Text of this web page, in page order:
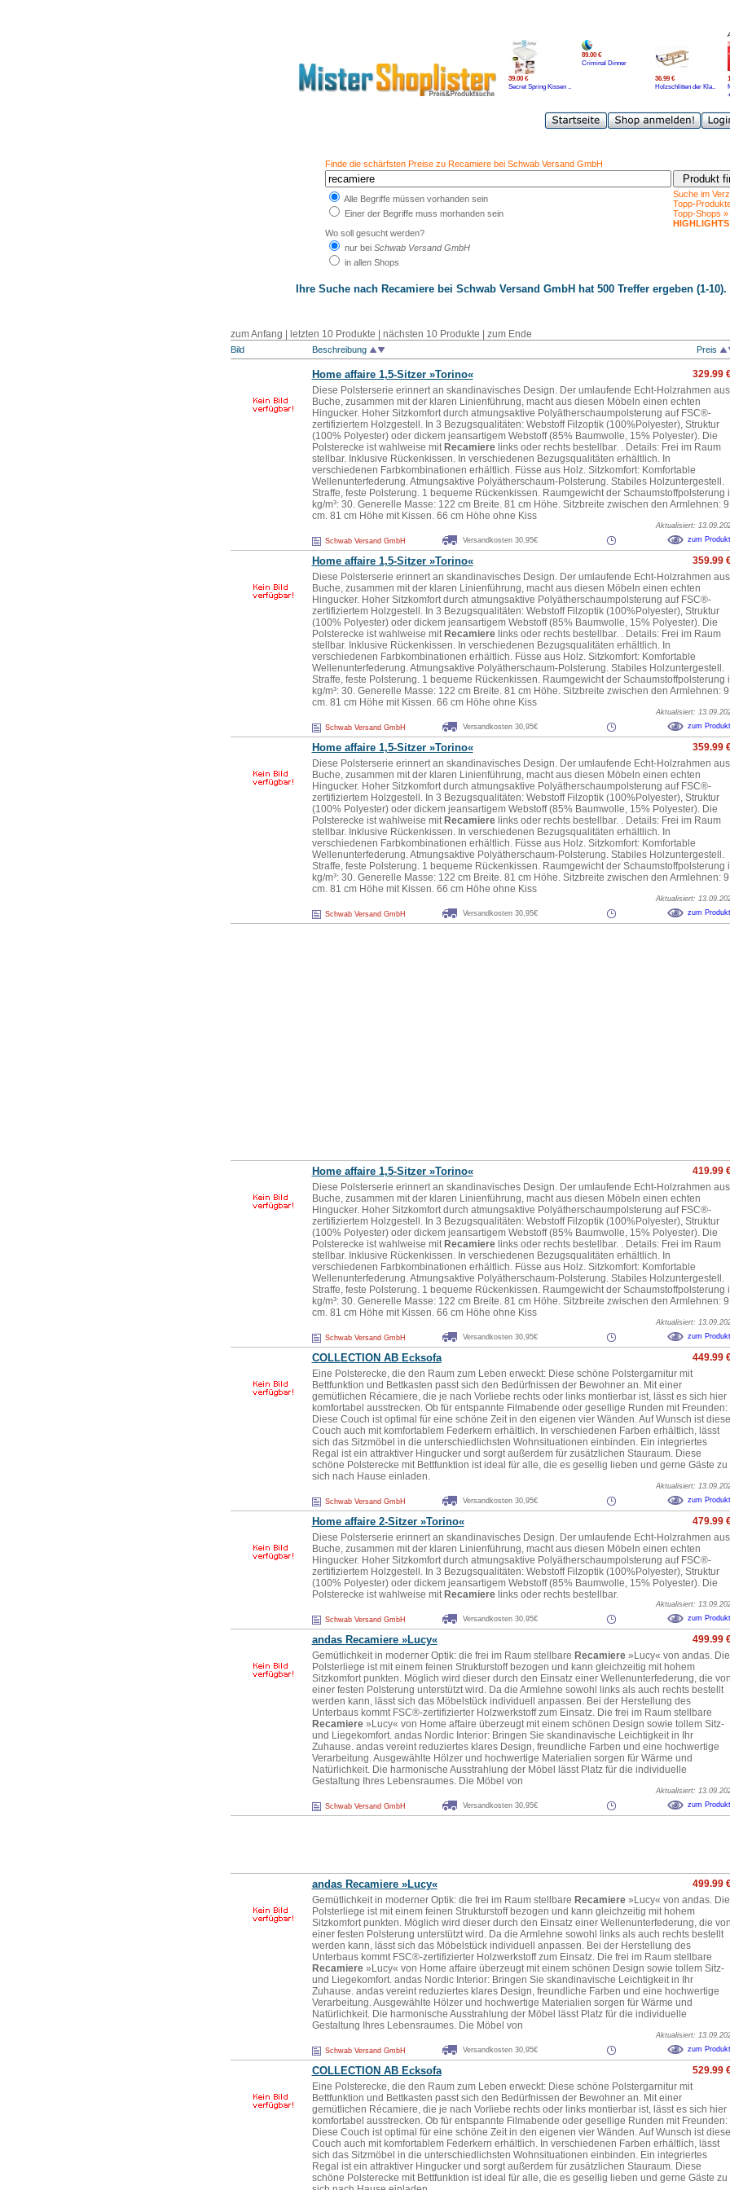
39.00 €
Secret Spring Kissen ..
89.00 €
Criminal Dinner
36.99 €
Holzschlitten der Kla..
Finde die schärfsten Preise zu Recamiere bei Schwab Versand GmbH
Alle Begriffe müssen vorhanden sein
Einer der Begriffe muss morhanden sein
Wo soll gesucht werden?
nur bei Schwab Versand GmbH
in allen Shops
Suche im
Topp-
Topp-Shops »
Ihre Suche nach Recamierebei Schwab Versand GmbH hat 500 Treffer ergeben (1-10).
zum Anfang | letzten 10 Produkte | nächsten 10 Produkte zum Ende
Bild Beschreibung Preis
Home affaire 1,5-Sitzer »Torino« 329.99
Diese Polsterserie erinnert an skandinavisches Design. Der umlaufende Echt-Holzrahmen aus
Buche, zusammen mit der klaren Linienführung, macht aus diesen Möbeln einen echten
Hingucker. Hoher Sitzkomfort durch atmungsaktive Polyätherschaumpolsterung auf FSC®-
zertifiziertem Holzgestell. In 3 Bezugsqualitäten: Webstoff Filzoptik (100%Polyester), Struktur
(100% Polyester) oder dickem jeansartigem Webstoff (85% Baumwolle, 15% Polyester). Die
Polsterecke ist wahlweise mit Recamierelinks oder rechts bestellbar. . Details: Frei im Raum
stellbar. Inklusive Rückenkissen. In verschiedenen Bezugsqualitäten erhältlich. In
verschiedenen Farbkombinationen erhältlich. Füsse aus Holz. Sitzkomfort: Komfortable
Wellenunterfederung. Atmungsaktive Polyätherschaum-Polsterung. Stabiles Holzuntergestell.
Straffe, feste Polsterung. 1 bequeme Rückenkissen. Raumgewicht der Schaumstoffpolsterung
kg/m³: 30. Generelle Masse: 122 cm Breite. 81 cm Höhe. Sitzbreite zwischen den Armlehnen:
cm. 81 cm Höhe mit Kissen. 66 cm Höhe ohne Kiss
Aktualisiert:
Schwab Versand GmbH
Versandkosten 30,95€ zum Produkt
Home affaire 1,5-Sitzer »Torino« 359.99
Diese Polsterserie erinnert an skandinavisches Design. Der umlaufende Echt-Holzrahmen aus
Buche, zusammen mit der klaren Linienführung, macht aus diesen Möbeln einen echten
Hingucker. Hoher Sitzkomfort durch atmungsaktive Polyätherschaumpolsterung auf FSC®-
zertifiziertem Holzgestell. In 3 Bezugsqualitäten: Webstoff Filzoptik (100%Polyester), Struktur
(100% Polyester) oder dickem jeansartigem Webstoff (85% Baumwolle, 15% Polyester). Die
Polsterecke ist wahlweise mit Recamierelinks oder rechts bestellbar. . Details: Frei im Raum
stellbar. Inklusive Rückenkissen. In verschiedenen Bezugsqualitäten erhältlich. In
verschiedenen Farbkombinationen erhältlich. Füsse aus Holz. Sitzkomfort: Komfortable
Wellenunterfederung. Atmungsaktive Polyätherschaum-Polsterung. Stabiles Holzuntergestell.
Straffe, feste Polsterung. 1 bequeme Rückenkissen. Raumgewicht der Schaumstoffpolsterung
kg/m³: 30. Generelle Masse: 122 cm Breite. 81 cm Höhe. Sitzbreite zwischen den Armlehnen:
cm. 81 cm Höhe mit Kissen. 66 cm Höhe ohne Kiss
Aktualisiert:
Schwab Versand GmbH
Versandkosten 30,95€ zum Produkt
Home affaire 1,5-Sitzer »Torino« 359.99
Diese Polsterserie erinnert an skandinavisches Design. Der umlaufende Echt-Holzrahmen aus
Buche, zusammen mit der klaren Linienführung, macht aus diesen Möbeln einen echten
Hingucker. Hoher Sitzkomfort durch atmungsaktive Polyätherschaumpolsterung auf FSC®-
zertifiziertem Holzgestell. In 3 Bezugsqualitäten: Webstoff Filzoptik (100%Polyester), Struktur
(100% Polyester) oder dickem jeansartigem Webstoff (85% Baumwolle, 15% Polyester). Die
Polsterecke ist wahlweise mit Recamierelinks oder rechts bestellbar. . Details: Frei im Raum
stellbar. Inklusive Rückenkissen. In verschiedenen Bezugsqualitäten erhältlich. In
verschiedenen Farbkombinationen erhältlich. Füsse aus Holz. Sitzkomfort: Komfortable
Wellenunterfederung. Atmungsaktive Polyätherschaum-Polsterung. Stabiles Holzuntergestell.
Straffe, feste Polsterung. 1 bequeme Rückenkissen. Raumgewicht der Schaumstoffpolsterung
kg/m³: 30. Generelle Masse: 122 cm Breite. 81 cm Höhe. Sitzbreite zwischen den Armlehnen:
cm. 81 cm Höhe mit Kissen. 66 cm Höhe ohne Kiss
Aktualisiert:
Schwab Versand GmbH
Versandkosten 30,95€ zum Produkt
Home affaire 1,5-Sitzer »Torino« 419.99
Diese Polsterserie erinnert an skandinavisches Design. Der umlaufende Echt-Holzrahmen aus
Buche, zusammen mit der klaren Linienführung, macht aus diesen Möbeln einen echten
Hingucker. Hoher Sitzkomfort durch atmungsaktive Polyätherschaumpolsterung auf FSC®-
zertifiziertem Holzgestell. In 3 Bezugsqualitäten: Webstoff Filzoptik (100%Polyester), Struktur
(100% Polyester) oder dickem jeansartigem Webstoff (85% Baumwolle, 15% Polyester). Die
Polsterecke ist wahlweise mit Recamierelinks oder rechts bestellbar. . Details: Frei im Raum
stellbar. Inklusive Rückenkissen. In verschiedenen Bezugsqualitäten erhältlich. In
verschiedenen Farbkombinationen erhältlich. Füsse aus Holz. Sitzkomfort: Komfortable
Wellenunterfederung. Atmungsaktive Polyätherschaum-Polsterung. Stabiles Holzuntergestell.
Straffe, feste Polsterung. 1 bequeme Rückenkissen. Raumgewicht der Schaumstoffpolsterung
kg/m³: 30. Generelle Masse: 122 cm Breite. 81 cm Höhe. Sitzbreite zwischen den Armlehnen:
cm. 81 cm Höhe mit Kissen. 66 cm Höhe ohne Kiss
Aktualisiert:
Schwab Versand GmbH
Versandkosten 30,95€ zum Produkt
COLLECTION AB Ecksofa 449.99
Eine Polsterecke, die den Raum zum Leben erweckt: Diese schöne Polstergarnitur mit
Bettfunktion und Bettkasten passt sich den Bedürfnissen der Bewohner an. Mit einer
gemütlichen Récamiere, die je nach Vorliebe rechts oder links montierbar ist, lässt es sich hier
komfortabel ausstrecken. Ob für entspannte Filmabende oder gesellige Runden mit Freunden:
Diese Couch ist optimal für eine schöne Zeit in den eigenen vier Wänden. Auf Wunsch ist diese
Couch auch mit komfortablem Federkern erhältlich. In verschiedenen Farben erhältlich, lässt
sich das Sitzmöbel in die unterschiedlichsten Wohnsituationen einbinden. Ein integriertes
Regal ist ein attraktiver Hingucker und sorgt außerdem für zusätzlichen Stauraum. Diese
schöne Polsterecke mit Bettfunktion ist ideal für alle, die es gesellig lieben und gerne Gäste zu
sich nach Hause einladen.
Aktualisiert:
Schwab Versand GmbH
Versandkosten 30,95€ zum Produkt
Home affaire 2-Sitzer »Torino« 479.99
Diese Polsterserie erinnert an skandinavisches Design. Der umlaufende Echt-Holzrahmen aus
Buche, zusammen mit der klaren Linienführung, macht aus diesen Möbeln einen echten
Hingucker. Hoher Sitzkomfort durch atmungsaktive Polyätherschaumpolsterung auf FSC®-
zertifiziertem Holzgestell. In 3 Bezugsqualitäten: Webstoff Filzoptik (100%Polyester), Struktur
(100% Polyester) oder dickem jeansartigem Webstoff (85% Baumwolle, 15% Polyester). Die
Polsterecke ist wahlweise mit Recamierelinks oder rechts bestellbar.
Aktualisiert:
Schwab Versand GmbH
Versandkosten 30,95€ zum Produkt
andas Recamiere»Lucy« 499.99
Gemütlichkeit in moderner Optik: die frei im Raum stellbare Recamiere»Lucy« von andas. Die
Polsterliege ist mit einem feinen Strukturstoff bezogen und kann gleichzeitig mit hohem
Sitzkomfort punkten. Möglich wird dieser durch den Einsatz einer Wellenunterfederung, die von
einer festen Polsterung unterstützt wird. Da die Armlehne sowohl links als auch rechts bestellt
werden kann, lässt sich das Möbelstück individuell anpassen. Bei der Herstellung des
Unterbaus kommt FSC®-zertifizierter Holzwerkstoff zum Einsatz. Die frei im Raum stellbare
Recamiere»Lucy« von Home affaire überzeugt mit einem schönen Design sowie tollem Sitz-
und Liegekomfort. andas Nordic Interior: Bringen Sie skandinavische Leichtigkeit in Ihr
Zuhause. andas vereint reduziertes klares Design, freundliche Farben und eine hochwertige
Verarbeitung. Ausgewählte Hölzer und hochwertige Materialien sorgen für Wärme und
Natürlichkeit. Die harmonische Ausstrahlung der Möbel lässt Platz für die individuelle
Gestaltung Ihres Lebensraumes. Die Möbel von
Aktualisiert:
Schwab Versand GmbH
Versandkosten 30,95€ zum Produkt
andas Recamiere»Lucy« 499.99
Gemütlichkeit in moderner Optik: die frei im Raum stellbare Recamiere»Lucy« von andas. Die
Polsterliege ist mit einem feinen Strukturstoff bezogen und kann gleichzeitig mit hohem
Sitzkomfort punkten. Möglich wird dieser durch den Einsatz einer Wellenunterfederung, die von
einer festen Polsterung unterstützt wird. Da die Armlehne sowohl links als auch rechts bestellt
werden kann, lässt sich das Möbelstück individuell anpassen. Bei der Herstellung des
Unterbaus kommt FSC®-zertifizierter Holzwerkstoff zum Einsatz. Die frei im Raum stellbare
Recamiere»Lucy« von Home affaire überzeugt mit einem schönen Design sowie tollem Sitz-
und Liegekomfort. andas Nordic Interior: Bringen Sie skandinavische Leichtigkeit in Ihr
Zuhause. andas vereint reduziertes klares Design, freundliche Farben und eine hochwertige
Verarbeitung. Ausgewählte Hölzer und hochwertige Materialien sorgen für Wärme und
Natürlichkeit. Die harmonische Ausstrahlung der Möbel lässt Platz für die individuelle
Gestaltung Ihres Lebensraumes. Die Möbel von
Aktualisiert:
Schwab Versand GmbH
Versandkosten 30,95€ zum Produkt
COLLECTION AB Ecksofa 529.99
Eine Polsterecke, die den Raum zum Leben erweckt: Diese schöne Polstergarnitur mit
Bettfunktion und Bettkasten passt sich den Bedürfnissen der Bewohner an. Mit einer
gemütlichen Récamiere, die je nach Vorliebe rechts oder links montierbar ist, lässt es sich hier
komfortabel ausstrecken. Ob für entspannte Filmabende oder gesellige Runden mit Freunden:
Diese Couch ist optimal für eine schöne Zeit in den eigenen vier Wänden. Auf Wunsch ist diese
Couch auch mit komfortablem Federkern erhältlich. In verschiedenen Farben erhältlich, lässt
sich das Sitzmöbel in die unterschiedlichsten Wohnsituationen einbinden. Ein integriertes
Regal ist ein attraktiver Hingucker und sorgt außerdem für zusätzlichen Stauraum. Diese
schöne Polsterecke mit Bettfunktion ist ideal für alle, die es gesellig lieben und gerne Gäste zu